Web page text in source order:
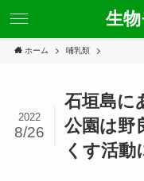
生
ホーム 哺乳類
石垣島に
公園は野
くす活動
2022
8/26